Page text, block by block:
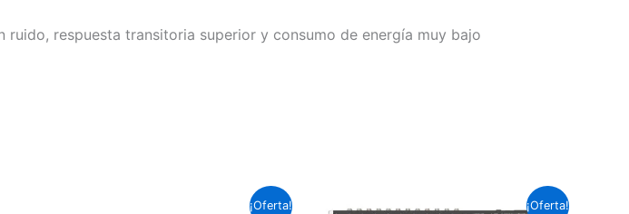
respuesta transitoria superior y consumo de energía muy bajo
¡Oferta! ¡Oferta!